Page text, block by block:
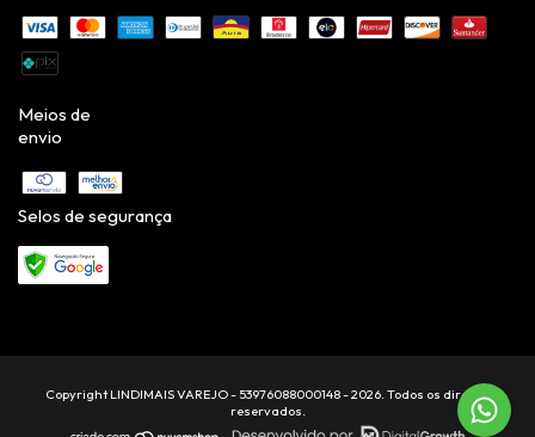
Meios de
envio
Selos de segurança
Copyright LINDIMAIS VAREJO - 53976088000148 - 2026. Todos os direitos
reservados.